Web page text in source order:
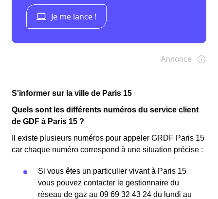
S'informer sur la ville de Paris 15
Quels sont les différents numéros du service client
de GDF à Paris 15 ?
Il existe plusieurs numéros pour appeler GRDF Paris 15
car chaque numéro correspond à une situation précise :
Si vous êtes un particulier vivant à Paris 15
vous pouvez contacter le gestionnaire du
réseau de gaz au 09 69 32 43 24 du lundi au